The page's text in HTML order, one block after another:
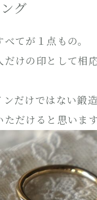
グ
てが１点もの。
だけの印として相
だけではない鍛
だけると思います